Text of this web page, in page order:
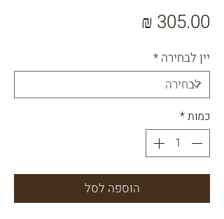
יין לבחירה *
כמות*
הוספה לסל